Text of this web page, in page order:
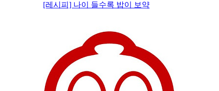
[레시피] 나이 들수록 밥이 보약